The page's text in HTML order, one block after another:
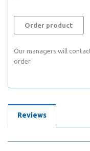
Order product
Our managers will
order
Reviews